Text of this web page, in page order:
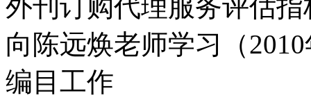
外刊订购代理服务评估
向陈远焕老师学习（
编目工作